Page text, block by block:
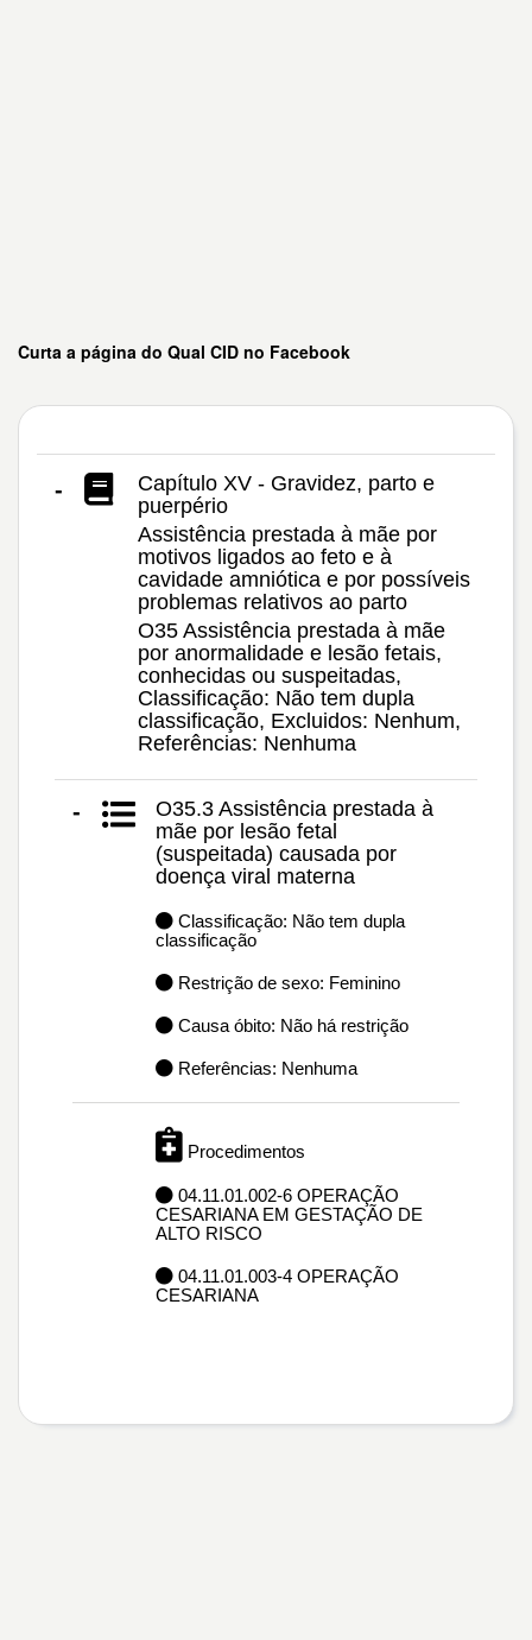
Curta a página do Qual CID no Facebook
-
Capítulo XV - Gravidez, parto e
puerpério
Assistência prestada à mãe por
motivos ligados ao feto e à
cavidade amniótica e por possíveis
problemas relativos ao parto
O35 Assistência prestada à mãe
por anormalidade e lesão fetais,
conhecidas ou suspeitadas,
Classificação: Não tem dupla
classificação, Excluidos: Nenhum,
Referências: Nenhuma
-
O35.3 Assistência prestada à
mãe por lesão fetal
(suspeitada) causada por
doença viral materna
Classificação: Não tem dupla
classificação
Restrição de sexo: Feminino
Causa óbito: Não há restrição
Referências: Nenhuma
Procedimentos
04.11.01.002-6 OPERAÇÃO
CESARIANA EM GESTAÇÃO DE
ALTO RISCO
04.11.01.003-4 OPERAÇÃO
CESARIANA